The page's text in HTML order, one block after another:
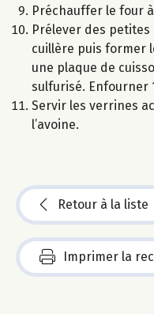
Préchauffer le four à
Prélever des petites
cuillère puis former
une plaque de
sulfurisé. Enfourner
Servir les verrines
l’avoine.
Retour à la liste
Imprimer la